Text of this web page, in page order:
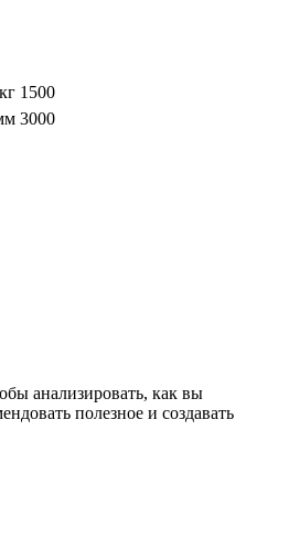
1500
3000
анализировать, как вы
полезное и создавать